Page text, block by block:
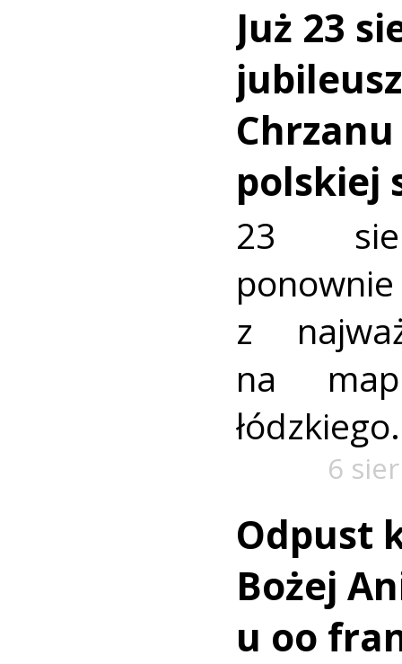
Już 23
polskiej
23
z
na
łódzkiego.
6
Odpust
Bożej
u oo